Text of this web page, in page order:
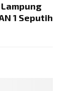
1 Seputih